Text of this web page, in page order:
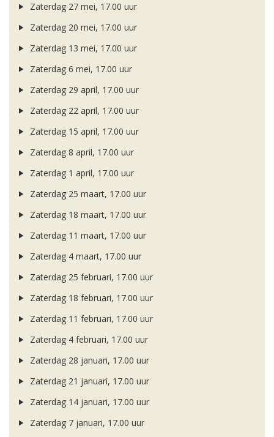
Zaterdag 27 mei, 17.00 uur
Zaterdag 20 mei, 17.00 uur
Zaterdag 13 mei, 17.00 uur
Zaterdag 6 mei, 17.00 uur
Zaterdag 29 april, 17.00 uur
Zaterdag 22 april, 17.00 uur
Zaterdag 15 april, 17.00 uur
Zaterdag 8 april, 17.00 uur
Zaterdag 1 april, 17.00 uur
Zaterdag 25 maart, 17.00 uur
Zaterdag 18 maart, 17.00 uur
Zaterdag 11 maart, 17.00 uur
Zaterdag 4 maart, 17.00 uur
Zaterdag 25 februari, 17.00 uur
Zaterdag 18 februari, 17.00 uur
Zaterdag 11 februari, 17.00 uur
Zaterdag 4 februari, 17.00 uur
Zaterdag 28 januari, 17.00 uur
Zaterdag 21 januari, 17.00 uur
Zaterdag 14 januari, 17.00 uur
Zaterdag 7 januari, 17.00 uur